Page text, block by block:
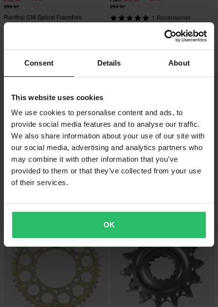
Consent Details About
This website uses cookies
We use cookies to personalise content and ads, to
provide social media features and to analyse our traffic.
We also share information about your use of our site with
our social media, advertising and analytics partners who
may combine it with other information that you’ve
provided to them or that they’ve collected from your use
of their services.
OK
299 kr
Renthal CW Spårat Framdrev
Natural 55
269 kr
1 Recensioner
Renthal Grooved 428 framdrev
Superpris!
Från255 kr -31%
369 kr
Renthal Standard 415 framdrev
Superpris!
Från575 kr -28%
799 kr